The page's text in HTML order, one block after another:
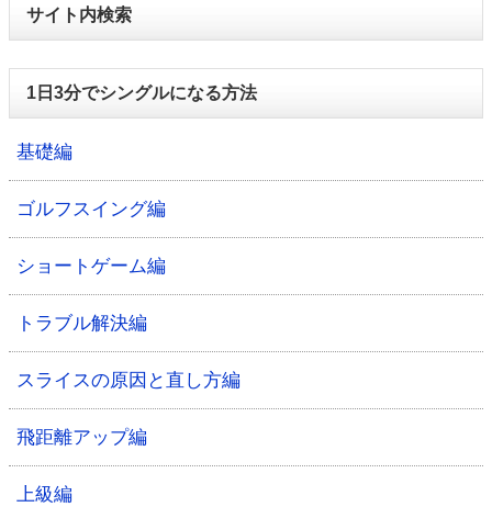
サイト内検索
1日3分でシングルになる方法
基礎編
ゴルフスイング編
ショートゲーム編
トラブル解決編
スライスの原因と直し方編
飛距離アップ編
上級編